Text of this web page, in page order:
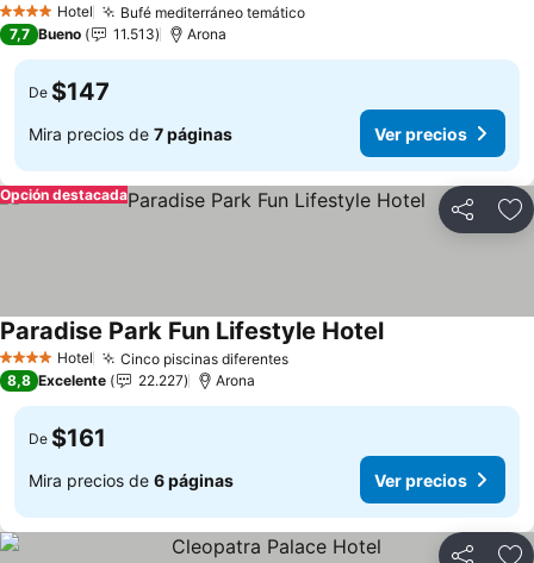
4 EstrellasHotel Bufé mediterráneo temáticoVer precios
7,7 Bueno 11.513 Arona
De $147
Mira precios de 7 páginas Ver precios
Compartir
Opción destacada
4 EstrellasHotel Cinco piscinas diferentesVer precios
Paradise Park Fun Lifestyle HotelVer precios
8,8 Excelente 22.227 Arona
De $161
Mira precios de 6 páginas Ver precios